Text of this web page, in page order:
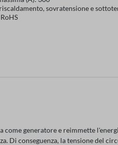
sovratensione e
generatore e reimmette
Di conseguenza, la tensione del